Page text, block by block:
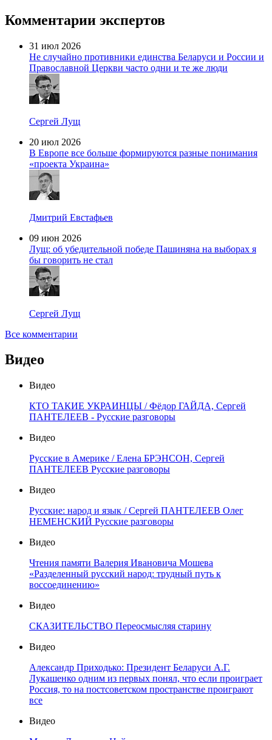
Комментарии экспертов
31 июл 2026
Не случайно противники единства Беларуси и России и
Православной Церкви часто одни и те же люди
Сергей Лущ
20 июл 2026
В Европе все больше формируются разные понимания
«проекта Украина»
Дмитрий Евстафьев
09 июн 2026
Лущ: об убедительной победе Пашиняна на выборах я
бы говорить не стал
Сергей Лущ
Все комментарии
Видео
Видео
КТО ТАКИЕ УКРАИНЦЫ / Фёдор ГАЙДА, Сергей
ПАНТЕЛЕЕВ - Русские разговоры
Видео
Русские в Америке / Елена БРЭНСОН, Сергей
ПАНТЕЛЕЕВ Русские разговоры
Видео
Русские: народ и язык / Сергей ПАНТЕЛЕЕВ Олег
НЕМЕНСКИЙ Русские разговоры
Видео
Чтения памяти Валерия Ивановича Мошева
«Разделенный русский народ: трудный путь к
воссоединению»
Видео
СКАЗИТЕЛЬСТВО Переосмысляя старину
Видео
Александр Приходько: Президент Беларуси А.Г.
Лукашенко одним из первых понял, что если проиграет
Россия, то на постсоветском пространстве проиграют
все
Видео